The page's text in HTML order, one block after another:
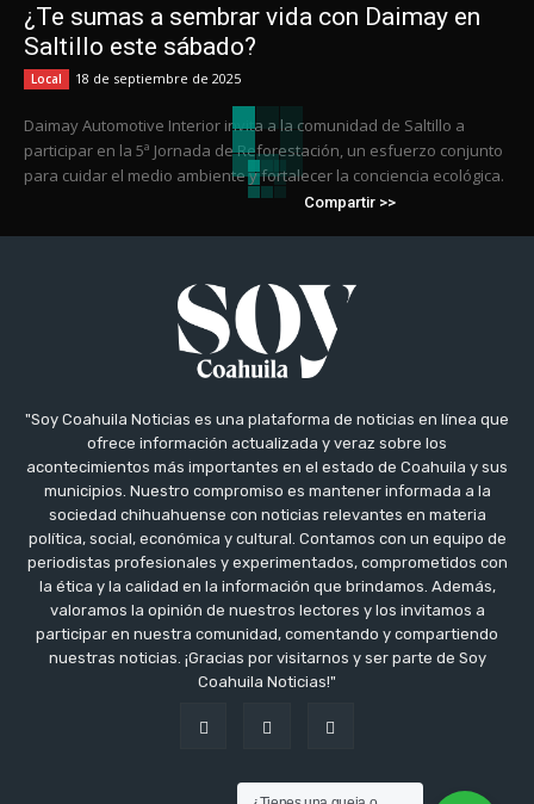
¿Te sumas a sembrar vida con Daimay en
Saltillo este sábado?
Local 18 de septiembre de 2025
Daimay Automotive Interior invita a la comunidad de Saltillo a
participar en la 5ª Jornada de Reforestación, un esfuerzo conjunto
para cuidar el medio ambiente y fortalecer la conciencia ecológica.
Compartir >>
"Soy Coahuila Noticias es una plataforma de noticias en línea que
ofrece información actualizada y veraz sobre los
acontecimientos más importantes en el estado de Coahuila y sus
municipios. Nuestro compromiso es mantener informada a la
sociedad chihuahuense con noticias relevantes en materia
política, social, económica y cultural. Contamos con un equipo de
periodistas profesionales y experimentados, comprometidos con
la ética y la calidad en la información que brindamos. Además,
valoramos la opinión de nuestros lectores y los invitamos a
participar en nuestra comunidad, comentando y compartiendo
nuestras noticias. ¡Gracias por visitarnos y ser parte de Soy
Coahuila Noticias!"